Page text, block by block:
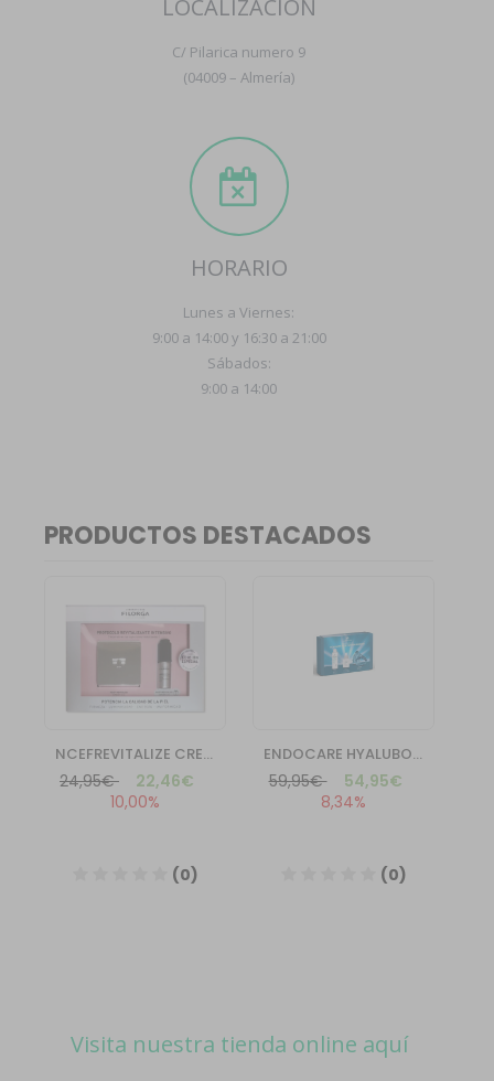
LOCALIZACIÓN
C/ Pilarica numero 9
(04009 – Almería)
HORARIO
Lunes a Viernes:
9:00 a 14:00 y 16:30 a 21:00
Sábados:
9:00 a 14:00
Visita nuestra tienda online aquí